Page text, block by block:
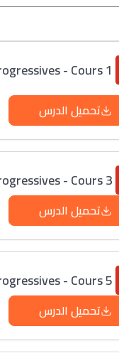
- Cours 1
تحميل الدرس
- Cours 3
تحميل الدرس
- Cours 5
تحميل الدرس